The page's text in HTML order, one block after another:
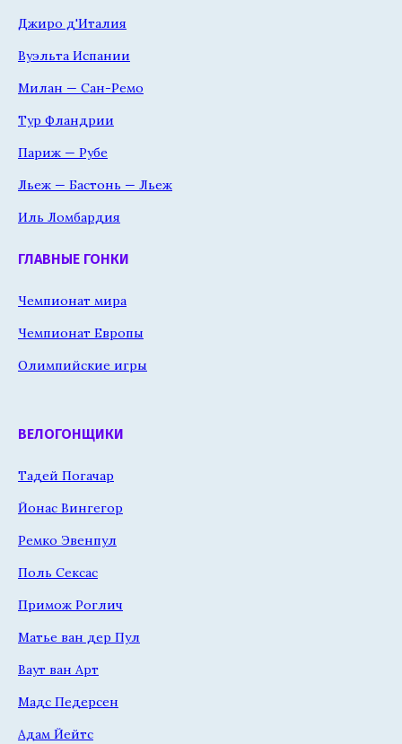
Джиро д'Италия
Вуэльта Испании
Милан — Сан-Ремо
Тур Фландрии
Париж — Рубе
Льеж — Бастонь — Льеж
Иль Ломбардия
ГЛАВНЫЕ ГОНКИ
Чемпионат мира
Чемпионат Европы
Олимпийские игры
ВЕЛОГОНЩИКИ
Тадей Погачар
Йонас Вингегор
Ремко Эвенпул
Поль Сексас
Примож Роглич
Матье ван дер Пул
Ваут ван Арт
Мадс Педерсен
Адам Йейтс